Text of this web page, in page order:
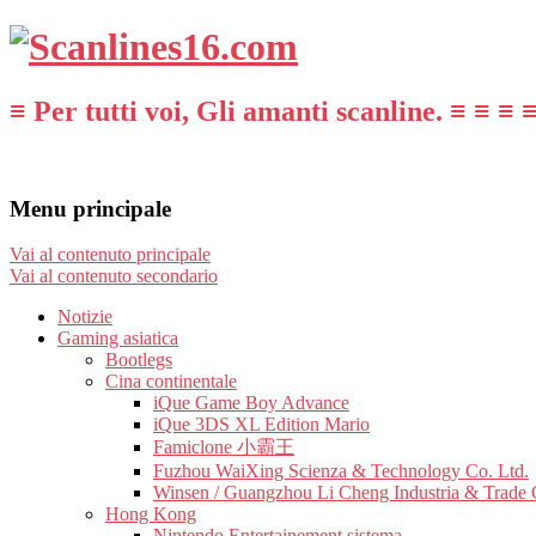
≡ Per tutti voi, Gli amanti scanline. ≡ ≡ ≡ ≡
Menu principale
Vai al contenuto principale
Vai al contenuto secondario
Notizie
Gaming asiatica
Bootlegs
Cina continentale
iQue Game Boy Advance
iQue 3DS XL Edition Mario
Famiclone 小霸王
Fuzhou WaiXing Scienza & Technology Co. Ltd.
Winsen / Guangzhou Li Cheng Industria & Trade
Hong Kong